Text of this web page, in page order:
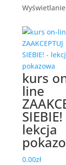
kurs
line
SIEBIE!
lekcja
0.00zł